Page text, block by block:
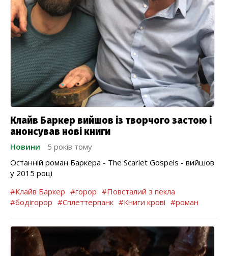
Клайв Баркер вийшов із творчого застою і
анонсував нові книги
Новини
5 років тому
Останній роман Баркера - The Scarlet Gospels - вийшов
у 2015 році
#Клайв Баркер #горор #Повсталий з пекла
#бодігорор #Сплеттерпанк #Книги крові #роман